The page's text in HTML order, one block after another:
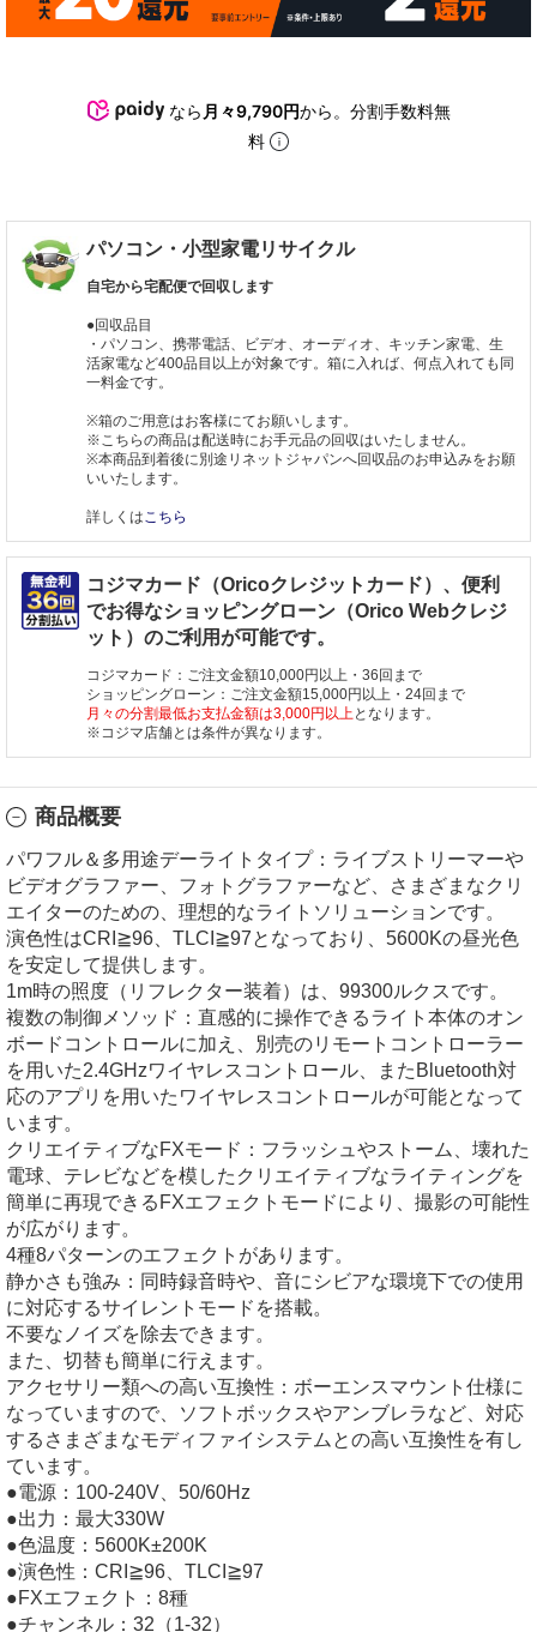
なら 月々9,790円から。分割手数料無
料
パソコン・小型家電リサイクル
自宅から宅配便で回収します
●回収品目
・パソコン、携帯電話、ビデオ、オーディオ、キッチン家電、生
活家電など400品目以上が対象です。箱に入れば、何点入れても同
一料金です。
※箱のご用意はお客様にてお願いします。
※こちらの商品は配送時にお手元品の回収はいたしません。
※本商品到着後に別途リネットジャパンへ回収品のお申込みをお願
いいたします。
詳しくはこちら
コジマカード（Oricoクレジットカード）、便利
でお得なショッピングローン（Orico Webクレジ
ット）のご利用が可能です。
コジマカード：ご注文金額10,000円以上・36回まで
ショッピングローン：ご注文金額15,000円以上・24回まで
月々の分割最低お支払金額は3,000円以上となります。
※コジマ店舗とは条件が異なります。
商品概要
パワフル＆多用途デーライトタイプ：ライブストリーマーや
ビデオグラファー、フォトグラファーなど、さまざまなクリ
エイターのための、理想的なライトソリューションです。
演色性はCRI≧96、TLCI≧97となっており、5600Kの昼光色
を安定して提供します。
1m時の照度（リフレクター装着）は、99300ルクスです。
複数の制御メソッド：直感的に操作できるライト本体のオン
ボードコントロールに加え、別売のリモートコントローラー
を用いた2.4GHzワイヤレスコントロール、またBluetooth対
応のアプリを用いたワイヤレスコントロールが可能となって
います。
クリエイティブなFXモード：フラッシュやストーム、壊れた
電球、テレビなどを模したクリエイティブなライティングを
簡単に再現できるFXエフェクトモードにより、撮影の可能性
が広がります。
4種8パターンのエフェクトがあります。
静かさも強み：同時録音時や、音にシビアな環境下での使用
に対応するサイレントモードを搭載。
不要なノイズを除去できます。
また、切替も簡単に行えます。
アクセサリー類への高い互換性：ボーエンスマウント仕様に
なっていますので、ソフトボックスやアンブレラなど、対応
するさまざまなモディファイシステムとの高い互換性を有し
ています。
●電源：100-240V、50/60Hz
●出力：最大330W
●色温度：5600K±200K
●演色性：CRI≧96、TLCI≧97
●FXエフェクト：8種
●チャンネル：32（1-32）